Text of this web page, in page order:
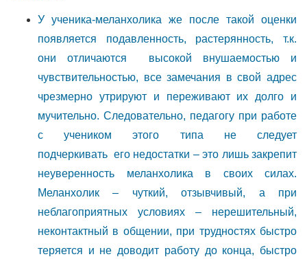
У ученика-меланхолика же после такой оценки
появляется подавленность, растерянность, т.к.
они отличаются высокой внушаемостью и
чувствительностью, все замечания в свой адрес
чрезмерно утрируют и переживают их долго и
мучительно. Следовательно, педагогу при работе
с учеником этого типа не следует
подчеркивать его недостатки – это лишь закрепит
неуверенность меланхолика в своих силах.
Меланхолик – чуткий, отзывчивый, а при
неблагоприятных условиях – нерешительный,
неконтактный в общении, при трудностях быстро
теряется и не доводит работу до конца, быстро